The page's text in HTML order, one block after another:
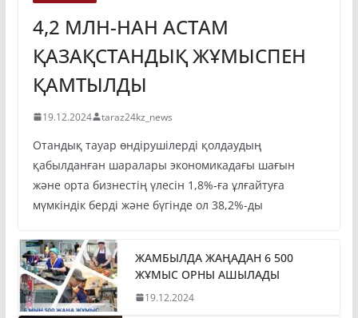
4,2 МЛН-НАН АСТАМ
ҚАЗАҚСТАНДЫҚ ЖҰМЫСПЕН
ҚАМТЫЛДЫ
19.12.2024 taraz24kz_news
Отандық тауар өндірушілерді қолдаудың
қабылданған шаралары экономикадағы шағын
және орта бизнестің үлесін 1,8%-ға ұлғайтуға
мүмкіндік берді және бүгінде ол 38,2%-ды
ЖАМБЫЛДА ЖАҢАДАН 6 500
ЖҰМЫС ОРНЫ АШЫЛАДЫ
19.12.2024